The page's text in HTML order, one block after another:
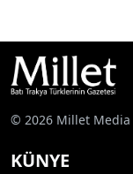
© 2026 Millet Media
KÜNYE